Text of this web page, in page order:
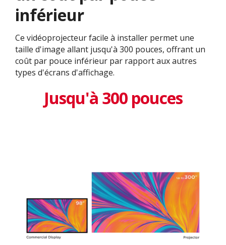
inférieur
Ce vidéoprojecteur facile à installer permet une
taille d'image allant jusqu'à 300 pouces, offrant un
coût par pouce inférieur par rapport aux autres
types d'écrans d'affichage.
Jusqu'à 300 pouces